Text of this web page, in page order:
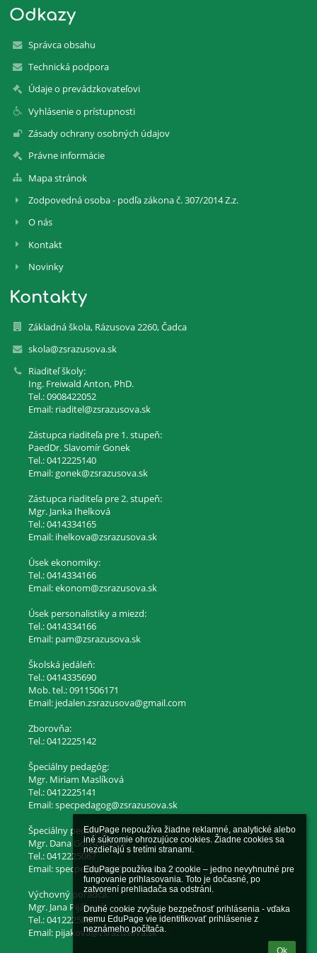
EduPage nepoužíva žiadne reklamné, analytické alebo
iné súkromie ohrozujúce cookies. Žiadne cookies sa
nezdieľajú s tretími stranami.
EduPage používa iba 2 cookie – jedno nevyhnutné pre
fungovanie prihlasovania. Toto je dočasné, po
zatvorení prehliadača sa odstráni.
Druhé cookie zvyšuje bezpečnosť prihlásenia - vďaka
nemu EduPage vie identifikovať prihlásenie z
neznámeho počítača.
Ok
Odkazy
Správca obsahu
Technická podpora
Údaje o prevádzkovateľovi
Vyhlásenie o prístupnosti
Zásady ochrany osobných údajov
Právne informácie
Mapa stránok
Zodpovedná osoba - podľa zákona č. 307/2014 Z.z.
O nás
Kontakt
Novinky
Kontakty
Základná škola, Rázusova 2260, Čadca
skola@zsrazusova.sk
Riaditeľ školy:
Ing. Freiwald Anton, PhD.
Tel.: 0908422052
Email: riaditel@zsrazusova.sk
Zástupca riaditeľa pre 1. stupeň:
PaedDr. Slavomír Gonek
Tel.: 0412225140
Email: gonek@zsrazusova.sk
Zástupca riaditeľa pre 2. stupeň:
Mgr. Janka Ihelková
Tel.: 0414334165
Email: ihelkova@zsrazusova.sk
Úsek ekonomiky:
Tel.: 0414334166
Email: ekonom@zsrazusova.sk
Úsek personalistiky a miezd:
Tel.: 0414334166
Email: pam@zsrazusova.sk
Školská jedáleň:
Tel.: 0414335690
Mob. tel.: 0911506171
Email: jedalen.zsrazusova@gmail.com
Zborovňa:
Tel.: 0412225142
Špeciálny pedagóg:
Mgr. Miriam Maslíková
Tel.: 0412225141
Email: specpedagog@zsrazusova.sk
Špeciálny pedagóg:
Mgr. Dana Gonščáková
Tel.: 0412225067
Email: specpedagog2@zsrazusova.sk
Výchovný poradca:
Mgr. Jana Pijáková
Tel.: 0412225065
Email: pijakova@zsrazusova.sk